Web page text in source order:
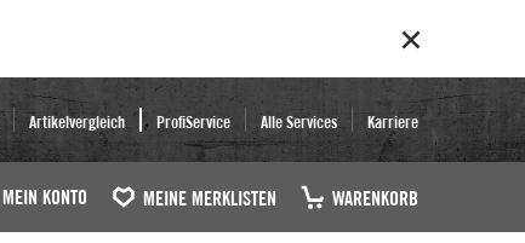
Artikelvergleich ProfiService Alle Services Karriere
MEIN KONTO MEINE MERKLISTEN WARENKORB